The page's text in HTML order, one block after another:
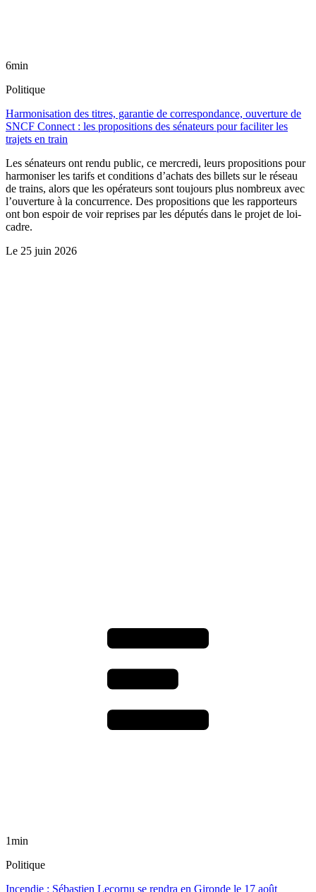
6min
Politique
Harmonisation des titres, garantie de correspondance, ouverture de
SNCF Connect : les propositions des sénateurs pour faciliter les
trajets en train
Les sénateurs ont rendu public, ce mercredi, leurs propositions pour
harmoniser les tarifs et conditions d’achats des billets sur le réseau
de trains, alors que les opérateurs sont toujours plus nombreux avec
l’ouverture à la concurrence. Des propositions que les rapporteurs
ont bon espoir de voir reprises par les députés dans le projet de loi-
cadre.
Le 25 juin 2026
1min
Politique
Incendie : Sébastien Lecornu se rendra en Gironde le 17 août